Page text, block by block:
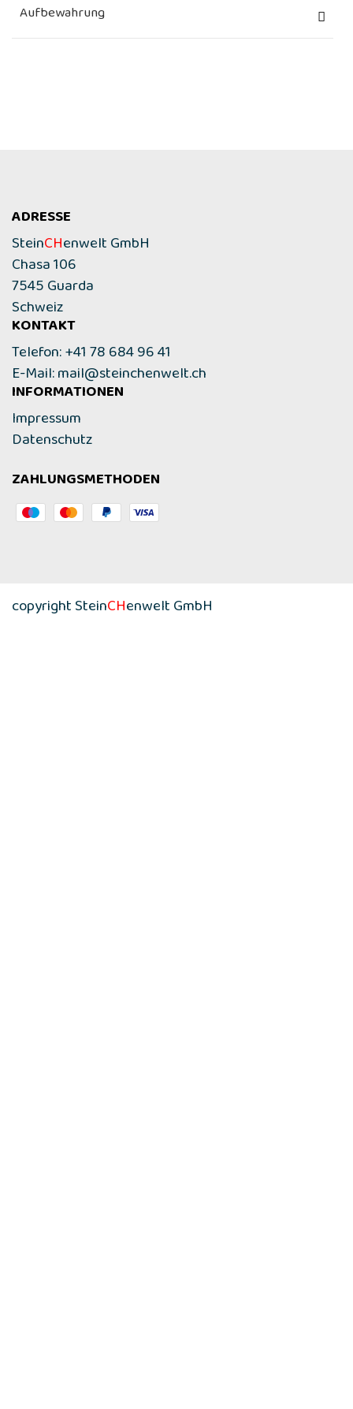
Aufbewahrung
ADRESSE
SteinCHenwelt GmbH
Chasa 106
7545 Guarda
Schweiz
KONTAKT
Telefon: +41 78 684 96 41
E-Mail:mail@steinchenwelt.ch
INFORMATIONEN
Impressum
Datenschutz
ZAHLUNGSMETHODEN
copyright SteinCHenwelt GmbH